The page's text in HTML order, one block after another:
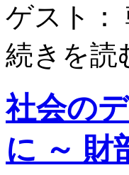
ゲスト：
続きを読
社会の
に ～ 財